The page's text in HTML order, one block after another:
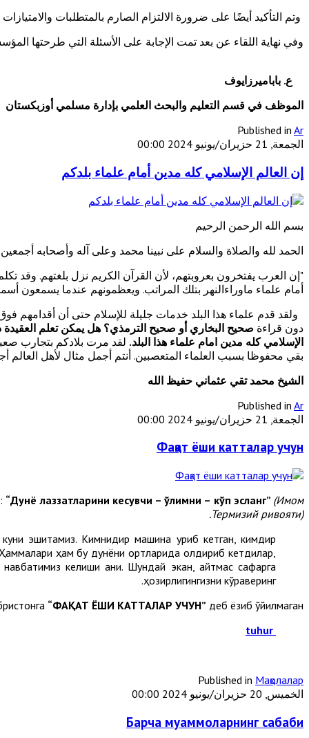
وتم التأكيد أيضًا على ضرورة الالتزام الصارم بالمتطلبات
وفي نهاية اللقاء عن بعد تمت الإجابة على الأسئلة التي طرحتها
ع. باباميرزايوف
الموظف في قسم التعليم والبحث العلمي بإدارة مسلمي أوزبكستان
Published in Ar
الجمعة, 21 حزيران/يونيو 2024 00:00
إن العالم الإسلامي كله مدين أمام علماء بلدكم
بسم الله الرحمن الرحيم
الحمد لله والصلاة والسلام على نبينا محمد وعلى آله وأصحابه أجمعين
"إن العرب يفتخرون بعروبتهم، لأن القرآن الكريم نزل بلغتهم. وقد
أمام علماء ماوراءالنهر بتلك المراتب. ويعظمونهم عندما يسمعون
ولقد قدم علماء هذا البلد خدمات جليلة للإسلام حتى أن أقدامهم
دون قراءة صحيح البخاري أو صحيح الترمذي؟ هل يمكن تعلم
الإسلامي كله مدين امام علماء هذا البلد. لقد مرت بلادكم بتجارب
بقي محفوظا بسبب العلماء المتعصبين. أنتم أجمل مثال لأهل العالم
الشيخ محمد تقي عثماني حفيظ الله
Published in Ar
الجمعة, 21 حزيران/يونيو 2024 00:00
Фақат ёши катталар учун
“Дунё лаззатларини кесувчи – ўлимни – кўп эсланг” (Имом
Термизий ривояти).
эшитамиз. Кимнидир машина уриб кетган, кимдир
ҳам бу дунёни ортларида қолдириб кетдилар,
келиши аниқ. Шундай экан, қайтмас сафарга
ҳозирлигингизни кўраверинг.
“ФАҚАТ ЁШИ КАТТАЛАР УЧУН” деб ёзиб қўйилмаган.
tuhur
Published in Мақолалар
الخميس, 20 حزيران/يونيو 2024 00:00
Барча муаммоларнинг сабаби